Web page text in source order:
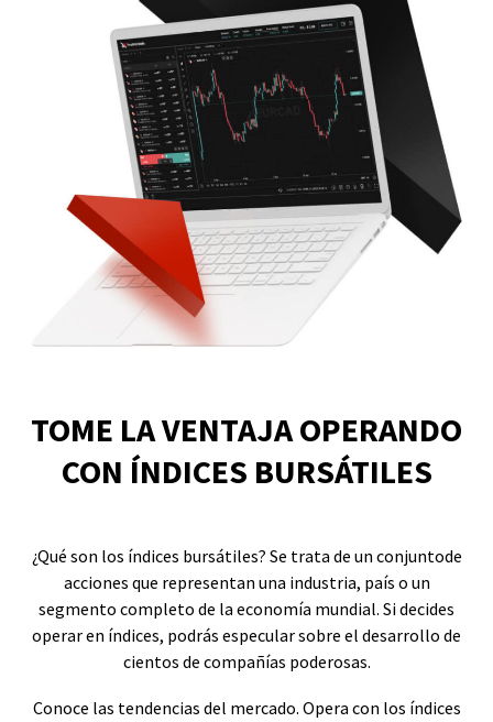
TOME LA VENTAJA OPERANDO
CON ÍNDICES BURSÁTILES
¿Qué son los índices bursátiles? Se trata de un conjuntode
acciones que representan una industria, país o un
segmento completo de la economía mundial. Si decides
operar en índices, podrás especular sobre el desarrollo de
cientos de compañías poderosas.
Conoce las tendencias del mercado. Opera con los índices